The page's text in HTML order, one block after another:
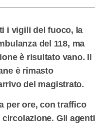
i vigili del fuoco, la
del 118, ma
è risultato vano. Il
è rimasto
del magistrato.
per ore, con traffico
Gli agenti